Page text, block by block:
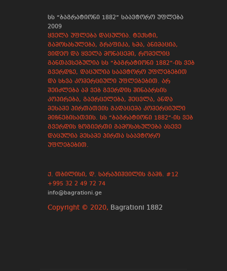
სს “ბაგრატიონი 1882” საავტორო უფლება
2009
ყველა უფლება დაცულია. ტექსტი,
გამოსახულება, გრაფიკა, ხმა, ანიმაცია,
ვიდეო და ყველა მონაცემი, რომელიც
განთავსებულია სს “ბაგრატიონი 1882”-ის ვებ
გვერდზე, დაცულია საავტორო უფლებებით
და სხვა კომერციული უფლებებით. არ
შეიძლება ამ ვებ გვერდის შინაარსის
კოპირება, გავრცელება, შეცვლა, ანდა
მესამე პირთათვის გადაცემა კომერციული
მიზნებისათვის. სს “ბაგრატიონი 1882”-ის ვებ
გვერდის ზოგიერთი გამოსახულება ასევე
დაცულია მესამე პირთა საავტორო
უფლებებით.
ქ. თბილისი, დ. სარაჯიშვილის გამზ. #12
+995 32 2 49 72 74
info@bagrationi.ge
Copyright © 2020, Bagrationi 1882